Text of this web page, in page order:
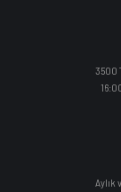
3500
Aylık